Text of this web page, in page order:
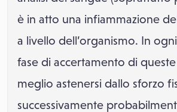
è in atto una infiammazione
a livello dell’organismo. In
fase di accertamento di
meglio astenersi dallo sforzo
successivamente